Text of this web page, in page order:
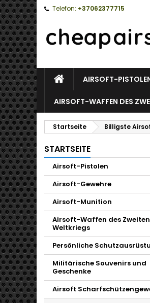
Telefon: +37062377715
STARTSEITE
AIRSOFT-
AIRSOFT-WAFFEN DES
Startseite Billigste
STARTSEITE
Airsoft-Pistolen
Airsoft-Gewehre
Airsoft-Munition
Airsoft-Waffen des Zweiten
Weltkriegs
Persönliche
Militärische Souvenirs und
Geschenke
Airsoft